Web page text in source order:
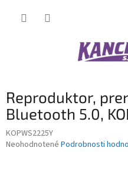
Reproduktor,
Bluetooth 5.0,
KOPWS2225Y
Priemerné
Neohodnotené Podrobnosti